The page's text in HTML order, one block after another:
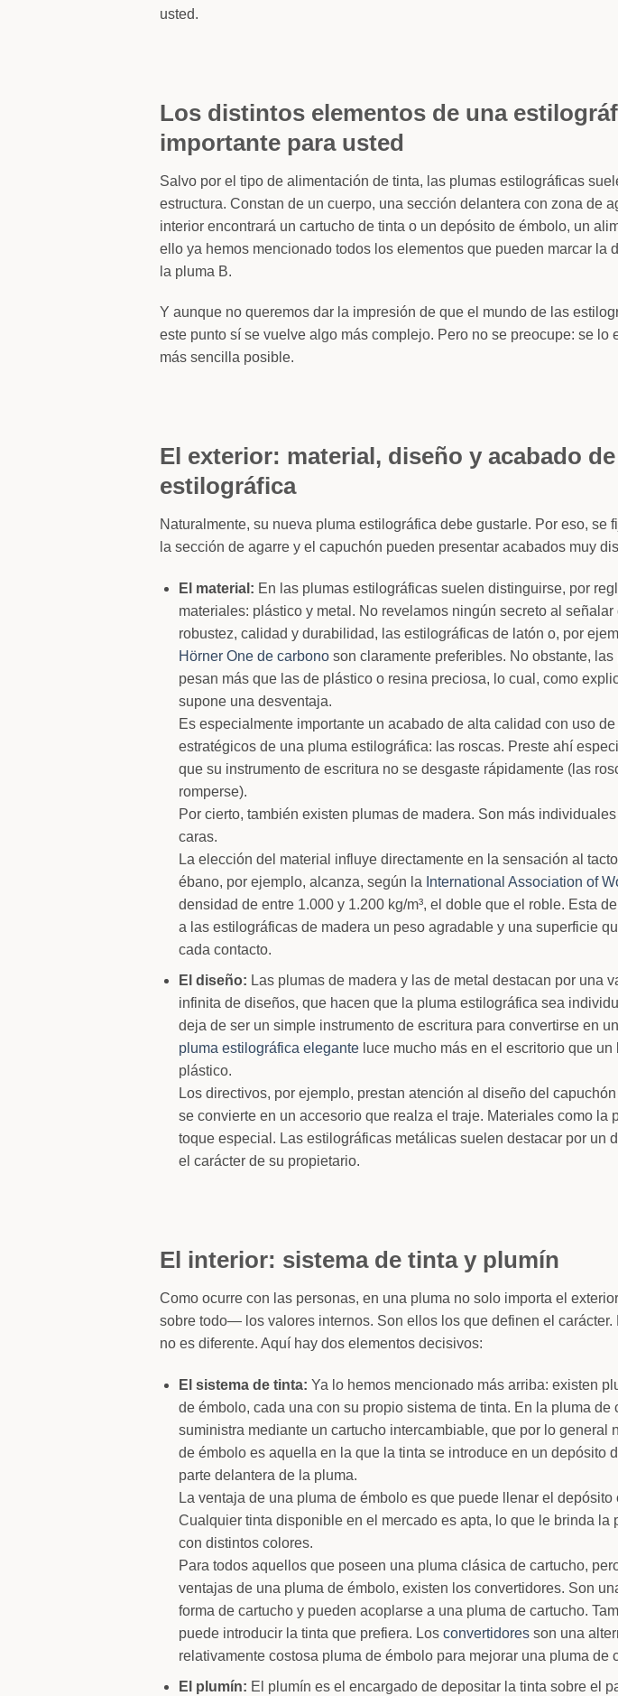
usted.
Los distintos elementos de una
importante para usted
Salvo por el tipo de alimentación de tinta, las plumas estilográficas
estructura. Constan de un cuerpo, una sección delantera con zona de
interior encontrará un cartucho de tinta o un depósito de émbolo, un
ello ya hemos mencionado todos los elementos que pueden marcar la
la pluma B.
Y aunque no queremos dar la impresión de que el mundo de las
este punto sí se vuelve algo más complejo. Pero no se preocupe: se lo
más sencilla posible.
El exterior: material, diseño y acabado
estilográfica
Naturalmente, su nueva pluma estilográfica debe gustarle. Por eso, se
la sección de agarre y el capuchón pueden presentar acabados muy
El material: En las plumas estilográficas suelen distinguirse, por
materiales: plástico y metal. No revelamos ningún secreto al
robustez, calidad y durabilidad, las estilográficas de latón o, por
Hörner One de carbonoson claramente preferibles. No obstante, las
pesan más que las de plástico o resina preciosa, lo cual, como
supone una desventaja.
Es especialmente importante un acabado de alta calidad con uso
estratégicos de una pluma estilográfica: las roscas. Preste ahí
que su instrumento de escritura no se desgaste rápidamente (las
romperse).
Por cierto, también existen plumas de madera. Son más
caras.
La elección del material influye directamente en la sensación al
ébano, por ejemplo, alcanza, según la International Association of
densidad de entre 1.000 y 1.200 kg/m³, el doble que el roble. Esta
a las estilográficas de madera un peso agradable y una superficie
cada contacto.
El diseño: Las plumas de madera y las de metal destacan por una
infinita de diseños, que hacen que la pluma estilográfica sea
deja de ser un simple instrumento de escritura para convertirse en
pluma estilográfica eleganteluce mucho más en el escritorio que
plástico.
Los directivos, por ejemplo, prestan atención al diseño del
se convierte en un accesorio que realza el traje. Materiales como la
toque especial. Las estilográficas metálicas suelen destacar por un
el carácter de su propietario.
El interior: sistema de tinta y plumín
Como ocurre con las personas, en una pluma no solo importa el
sobre todo— los valores internos. Son ellos los que definen el carácter.
no es diferente. Aquí hay dos elementos decisivos:
El sistema de tinta: Ya lo hemos mencionado más arriba: existen
de émbolo, cada una con su propio sistema de tinta. En la pluma de
suministra mediante un cartucho intercambiable, que por lo general
de émbolo es aquella en la que la tinta se introduce en un depósito
parte delantera de la pluma.
La ventaja de una pluma de émbolo es que puede llenar el depósito
Cualquier tinta disponible en el mercado es apta, lo que le brinda la
con distintos colores.
Para todos aquellos que poseen una pluma clásica de cartucho,
ventajas de una pluma de émbolo, existen los convertidores. Son
forma de cartucho y pueden acoplarse a una pluma de cartucho.
puede introducir la tinta que prefiera. Los convertidoresson una
relativamente costosa pluma de émbolo para mejorar una pluma de
El plumín: El plumín es el encargado de depositar la tinta sobre el